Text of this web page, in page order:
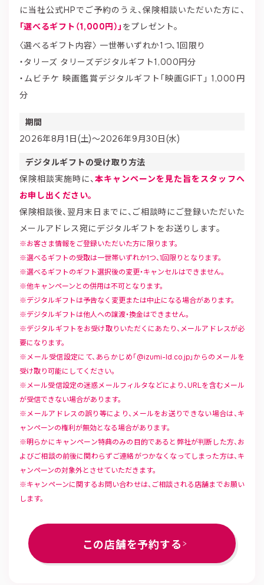
に当社公式HPでご予約のうえ、保険相談いただいた方に、
「選べるギフト（1,000円）」 をプレゼント。
〈選べるギフト内容〉 一世帯いずれか1つ、1回限り
・タリーズ タリーズデジタルギフト1,000円分
・ムビチケ 映画鑑賞デジタルギフト「映画GIFT」 1,000円
分
期間
2026年8月1日(土)～2026年9月30日(水)
デジタルギフトの受け取り方法
保険相談実施時に、本キャンペーンを見た旨をスタッフへ
お申し出ください。
保険相談後、翌月末日までに、ご相談時にご登録いただいた
メールアドレス宛にデジタルギフトをお送りします。
お客さま情報をご登録いただいた方に限ります。
選べるギフトの受取は一世帯いずれか1つ、1回限りとなります。
選べるギフトのギフト選択後の変更・キャンセルはできません。
他キャンペーンとの併用は不可となります。
デジタルギフトは予告なく変更または中止になる場合があります。
デジタルギフトは他人への譲渡・換金はできません。
デジタルギフトをお受け取りいただくにあたり、メールアドレスが必
要になります。
メール受信設定にて、あらかじめ「@izumi-ld.co.jp」からのメールを
受け取り可能にしてください。
メール受信設定の迷惑メールフィルタなどにより、URLを含むメール
が受信できない場合があります。
メールアドレスの誤り等により、メールをお送りできない場合は、キ
ャンペーンの権利が無効となる場合があります。
明らかにキャンペーン特典のみの目的であると弊社が判断した方、お
よびご相談の前後に関わらずご連絡がつかなくなってしまった方は、キ
ャンペーンの対象外とさせていただきます。
キャンペーンに関するお問い合わせは、ご相談される店舗までお願い
します。
この店舗を予約する